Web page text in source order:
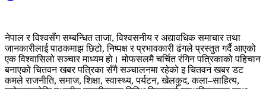
नेपाल र विश्वसँग सम्बन्धित ताजा, विश्वसनीय र अद्यावधिक समाचार तथा
जानकारीलाई पाठकमाझ छिटो, निष्पक्ष र प्रभावकारी ढंगले प्रस्तुत गर्दै आएको
एक विश्वासिलो सञ्चार माध्यम हो। मोफसलमै चर्चित रंगिन पत्रिकाको पहिचान
बनाएको चितवन खबर पत्रिका सँगै सञ्चालनमा रहेको इ चितवन खबर डट
कमले राजनीति, समाज, शिक्षा, स्वास्थ्य, पर्यटन, खेलकुद, कला–साहित्य,